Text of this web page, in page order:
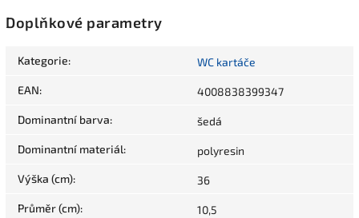
Doplňkové parametry
Kategorie: WC kartáče
EAN: 4008838399347
Dominantní barva: šedá
Dominantní materiál: polyresin
Výška (cm): 36
Průměr (cm): 10,5